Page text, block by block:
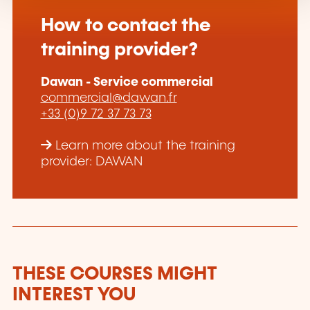
How to contact the
training provider?
Dawan - Service commercial
commercial@dawan.fr
+33 (0)9 72 37 73 73
Learn more about the training
provider: DAWAN
THESE COURSES MIGHT
INTEREST YOU